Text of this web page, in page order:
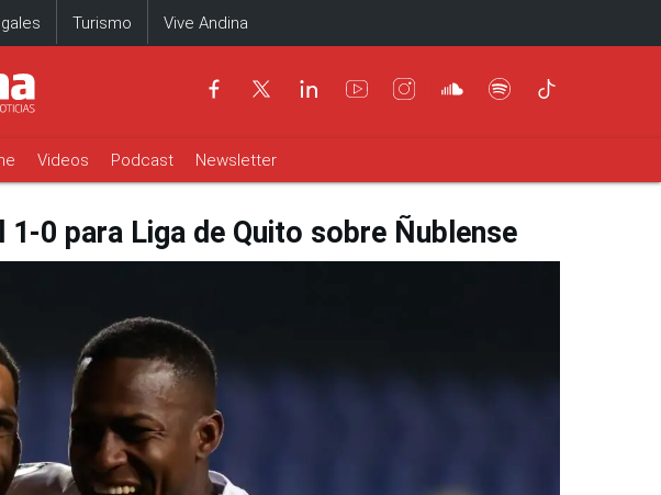
Turismo Vive Andina
Videos Podcast Newsletter
1-0 para Liga de Quito sobre Ñublense